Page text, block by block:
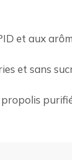
et aux
et sans